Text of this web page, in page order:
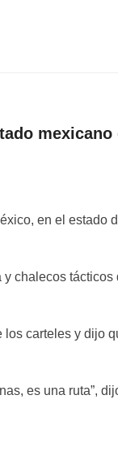
mexicano
en el estado
chalecos tácticos
los carteles y dijo
es una ruta”,